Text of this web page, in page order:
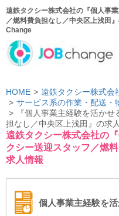
遠鉄タクシー株式会社の『個人事
／燃料費負担なし／中央区上浅田
Change
HOME
遠鉄タクシー株式会
サービス系の作業・配送・
『個人事業主経験を活か
担なし／中央区上浅田』の求
遠鉄タクシー株式会社の
クシー送迎スタッフ／燃
求人情報
個人事業主経験を